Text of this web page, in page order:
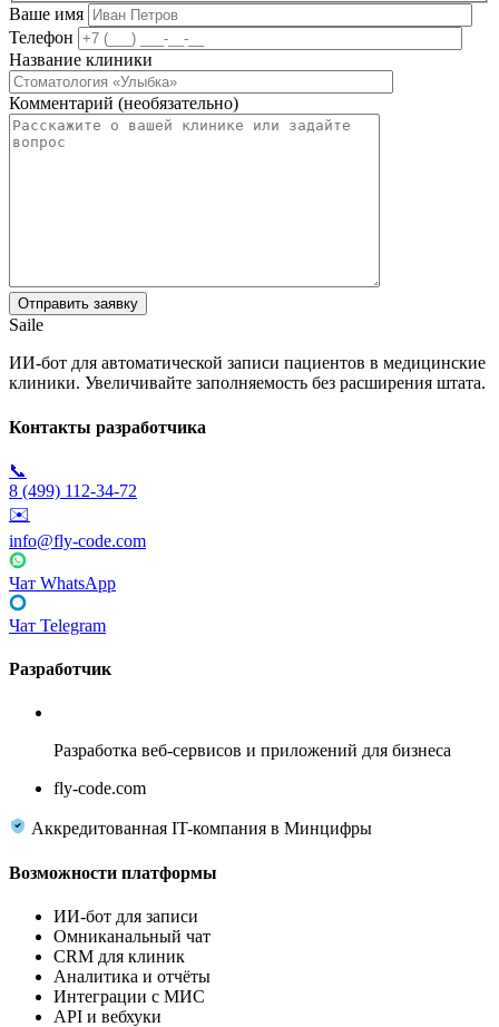
Ваше имя
Телефон
Название клиники
Комментарий (необязательно)
Saile
ИИ-бот для автоматической записи пациентов в медицинские
клиники. Увеличивайте заполняемость без расширения штата.
Контакты разработчика
📞
8 (499) 112-34-72
✉️
info@fly-code.com
Чат WhatsApp
Чат Telegram
Разработчик
Разработка веб-сервисов и приложений для бизнеса
fly-code.com
Аккредитованная IT-компания в Минцифры
Возможности платформы
ИИ-бот для записи
Омниканальный чат
CRM для клиник
Аналитика и отчёты
Интеграции с МИС
API и вебхуки